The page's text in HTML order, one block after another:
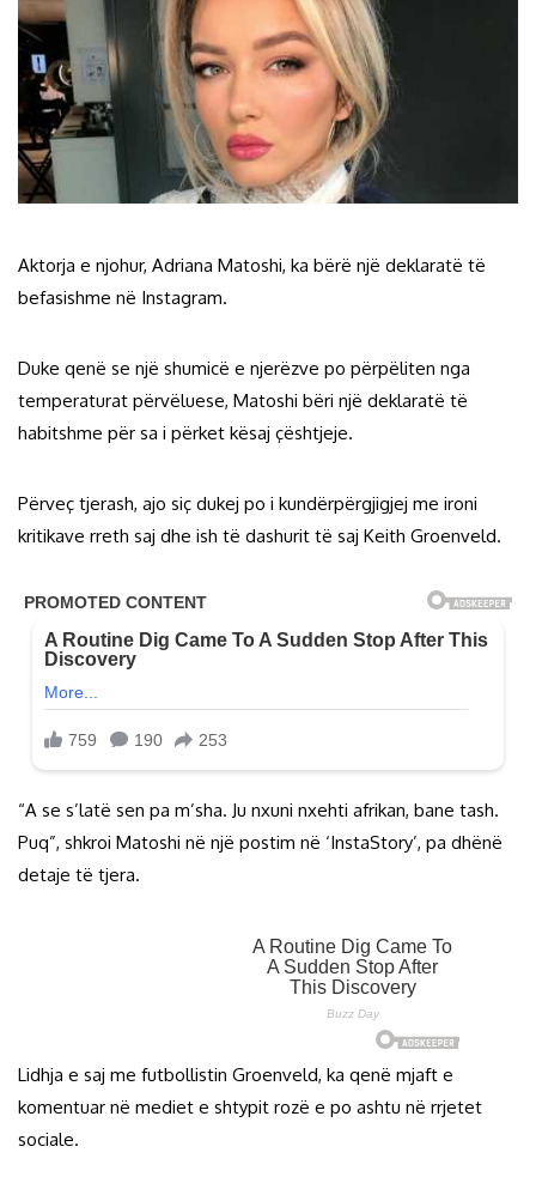
Aktorja e njohur, Adriana Matoshi, ka bërë një deklaratë të
befasishme në Instagram.
Duke qenë se një shumicë e njerëzve po përpëliten nga
temperaturat përvëluese, Matoshi bëri një deklaratë të
habitshme për sa i përket kësaj çështjeje.
Përveç tjerash, ajo siç dukej po i kundërpërgjigjej me ironi
kritikave rreth saj dhe ish të dashurit të saj Keith Groenveld.
“A se s’latë sen pa m’sha. Ju nxuni nxehti afrikan, bane tash.
Puq”, shkroi Matoshi në një postim në ‘InstaStory’, pa dhënë
detaje të tjera.
Lidhja e saj me futbollistin Groenveld, ka qenë mjaft e
komentuar në mediet e shtypit rozë e po ashtu në rrjetet
sociale.